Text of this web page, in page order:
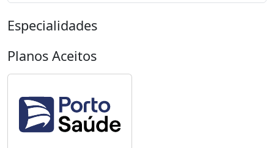
Especialidades
Planos Aceitos